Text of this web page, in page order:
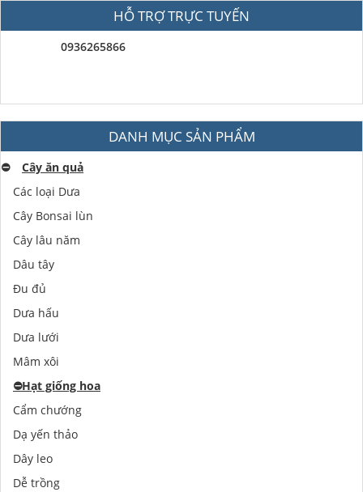
HỖ TRỢ TRỰC TUYẾN
0936265866
DANH MỤC SẢN PHẨM
⛔️
Cây ăn quả
Các loại Dưa
Cây Bonsai lùn
Cây lâu năm
Dâu tây
Đu đủ
Dưa hấu
Dưa lưới
Mâm xôi
⛔️Hạt giống hoa
Cẩm chướng
Dạ yến thảo
Dây leo
Dễ trồng